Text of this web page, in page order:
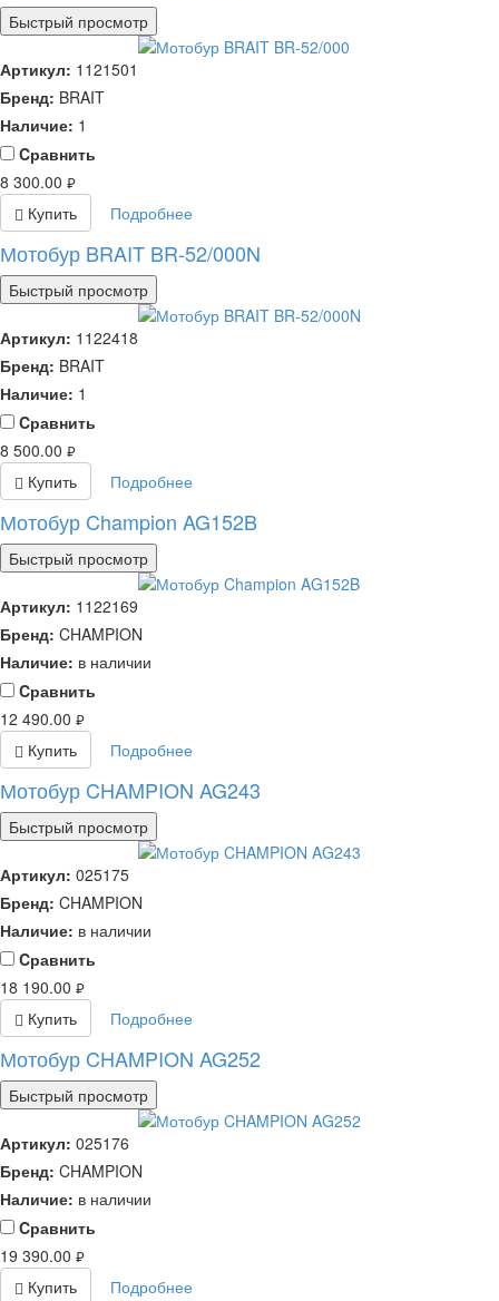
Быстрый просмотр
Артикул: 1121501
Бренд: BRAIT
Наличие: 1
Cравнить
8 300.00 руб.
Купить Подробнее
Мотобур BRAIT BR-52/000N
Быстрый просмотр
Артикул: 1122418
Бренд: BRAIT
Наличие: 1
Cравнить
8 500.00 руб.
Купить Подробнее
Мотобур Champion AG152B
Быстрый просмотр
Артикул: 1122169
Бренд: CHAMPION
Наличие: в наличии
Cравнить
12 490.00 руб.
Купить Подробнее
Мотобур CHAMPION AG243
Быстрый просмотр
Артикул: 025175
Бренд: CHAMPION
Наличие: в наличии
Cравнить
18 190.00 руб.
Купить Подробнее
Мотобур CHAMPION AG252
Быстрый просмотр
Артикул: 025176
Бренд: CHAMPION
Наличие: в наличии
Cравнить
19 390.00 руб.
Купить Подробнее